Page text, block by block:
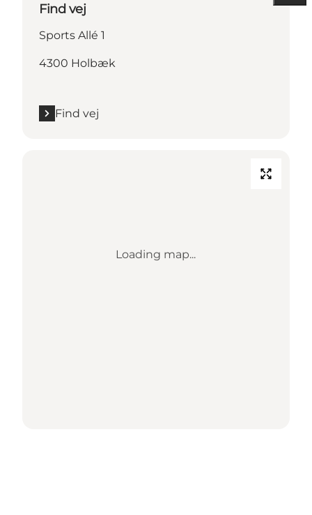
Find vej
Sports Allé 1
4300 Holbæk
Find vej
Loading map...